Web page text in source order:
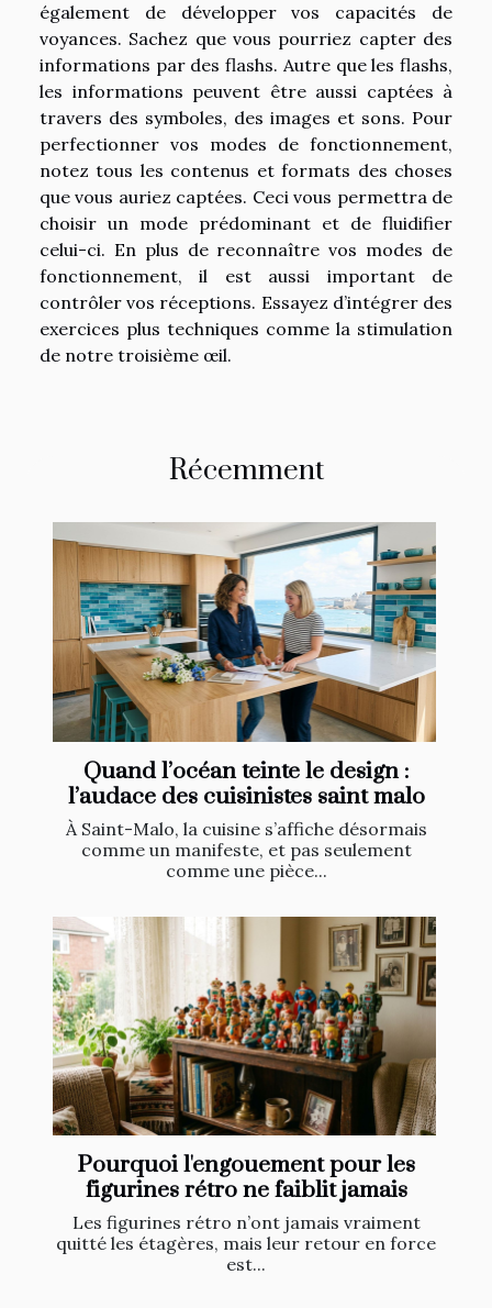
également de développer vos capacités de
voyances. Sachez que vous pourriez capter des
informations par des flashs. Autre que les flashs,
les informations peuvent être aussi captées à
travers des symboles, des images et sons. Pour
perfectionner vos modes de fonctionnement,
notez tous les contenus et formats des choses
que vous auriez captées. Ceci vous permettra de
choisir un mode prédominant et de fluidifier
celui-ci. En plus de reconnaître vos modes de
fonctionnement, il est aussi important de
contrôler vos réceptions. Essayez d’intégrer des
exercices plus techniques comme la stimulation
de notre troisième œil.
Récemment
Quand l’océan teinte le design :
l’audace des cuisinistes saint malo
À Saint-Malo, la cuisine s’affiche désormais
comme un manifeste, et pas seulement
comme une pièce...
Pourquoi l'engouement pour les
figurines rétro ne faiblit jamais
Les figurines rétro n’ont jamais vraiment
quitté les étagères, mais leur retour en force
est...